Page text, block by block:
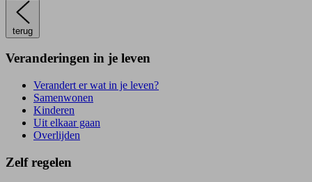
terug
Veranderingen in je leven
Verandert er wat in je leven?
Samenwonen
Kinderen
Uit elkaar gaan
Overlijden
Zelf regelen